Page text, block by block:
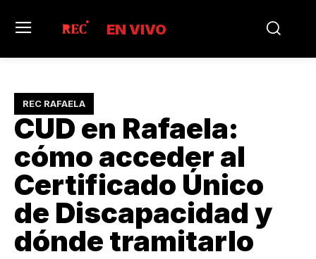
EN VIVO
REC RAFAELA
CUD en Rafaela:
cómo acceder al
Certificado Único
de Discapacidad y
dónde tramitarlo